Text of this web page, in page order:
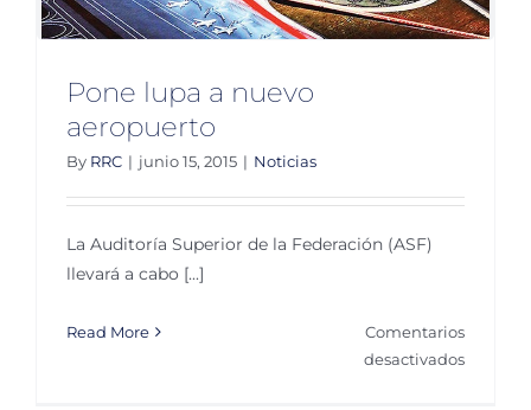
Pone lupa a nuevo
aeropuerto
By RRC | junio 15, 2015 | Noticias
La Auditoría Superior de la Federación (ASF)
llevará a cabo [...]
Read More
Comentarios
desactivadosen